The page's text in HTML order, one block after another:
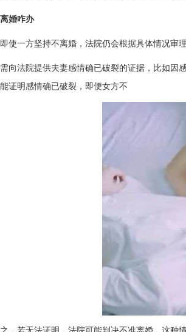
婚咋办
使一方坚持不离婚，法院仍会根据具体情况审理
向法院提供夫妻感情确已破裂的证据，比如
证明感情确已破裂，即便女方不